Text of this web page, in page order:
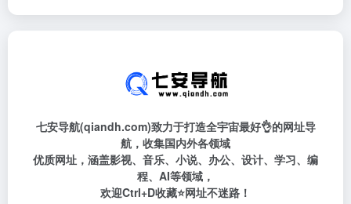
七安导航(qiandh.com)致力于打造全宇宙最好👌的网址导
航，收集国内外各领域
优质网址，涵盖影视、音乐、小说、办公、设计、学习、编
程、AI等领域，
欢迎Ctrl+D收藏⭐网址不迷路！